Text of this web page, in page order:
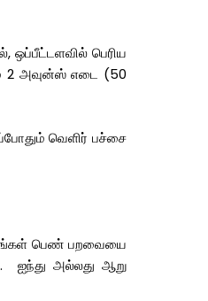
ஒப்பீட்டளவில் பெரிய
2 அவுன்ஸ் எடை (50
வெளிர் பச்சை
பெண் பறவையை
ஐந்து அல்லது ஆறு